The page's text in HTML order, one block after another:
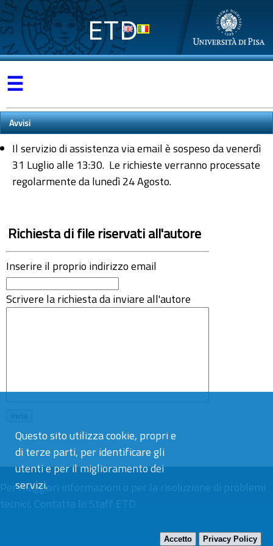
Questo sito utilizza cookie, propri e
di terze parti, per identificare gli
utenti e per il miglioramento dei
servizi.
Accetto Privacy Policy
ETD
☰
Avvisi
Il servizio di assistenza via email è sospeso da venerdì
31 Luglio alle 13:30. Le richieste verranno processate
regolarmente da lunedì 24 Agosto.
Richiesta di file riservati all'autore
Inserire il proprio indirizzo email
Scrivere la richiesta da inviare all'autore
Per maggiori informazioni o per la risoluzione di problemi
tecnici, Contatta lo Staff ETD